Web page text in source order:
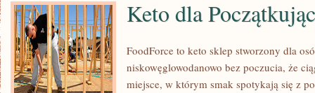
Keto dla
FoodForce to keto sklep stworzony dla
niskowęglowodanowo bez poczucia, że
miejsce, w którym smak spotykają się z